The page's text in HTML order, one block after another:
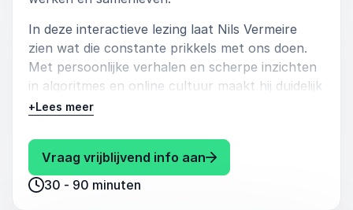
Hij zet graag humor in, heeft veel vakkennis en kan
scherp analyseren. Nils is enthousiast en inspireert.
Als je een spreker zoekt, is Nils een uitstekende keus.
Hans van Woerkom
4van 5
Ik werk al vele jaren samen met Nils aan diverse
In deze interactieve lezing laat Nils Vermeire
zien wat die constante prikkels met ons doen.
Met persoonlijke verhalen en scherpe inzichten
in algoritmes en online cultuur maakt hij duidelijk
waarom verbieden zelden werkt en waarom
Deelnemers krijgen inzicht in hun eigen gedrag,
begrijpen beter hoe digitale platforms werken en
ontdekken hoe kleine veranderingen kunnen
+Lees meer
Vraag vrijblijvend info aan: Nils Vermeire
30 - 90 minuten